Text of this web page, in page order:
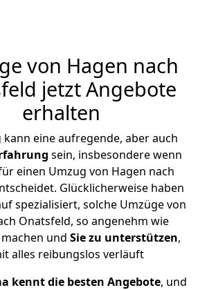
von Hagen nach
jetzt Angebote
erhalten
kann eine aufregende, aber auch
sein, insbesondere wenn
einen Umzug von Hagen nach
Glücklicherweise haben
spezialisiert, solche Umzüge von
Onatsfeld, so angenehm wie
und Sie zu unterstützen,
alles reibungslos verläuft
kennt die besten Angebote, und